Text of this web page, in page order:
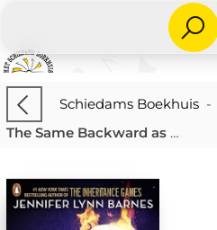
Schiedams Boekhuis-
The Same Backward as Forward